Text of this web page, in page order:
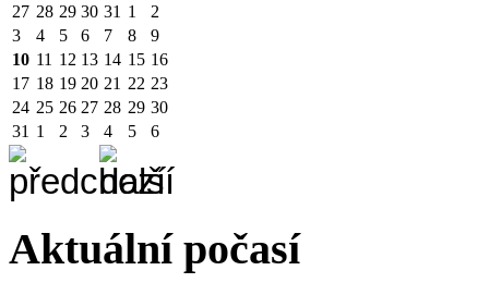
27 28 29 30 31 1
2
3
4 5 6 7 8
9
10 11 12 13 14 15 16
17 18 19 20 21 22 23
24 25 26 27 28 29 30
31 1 2 3 4 5 6
Aktuální počasí